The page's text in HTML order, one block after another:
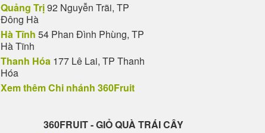
Quảng Trị92 Nguyễn Trãi, TP
Đông Hà
Hà Tĩnh 54 Phan Đình Phùng, TP
Hà Tĩnh
Thanh Hóa 177 Lê Lai, TP Thanh
Hóa
Xem thêm Chi nhánh 360Fruit
360FRUIT - GIỎ QUÀ TRÁI CÂY